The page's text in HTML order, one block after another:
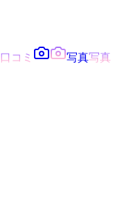
口コミ 写真写真